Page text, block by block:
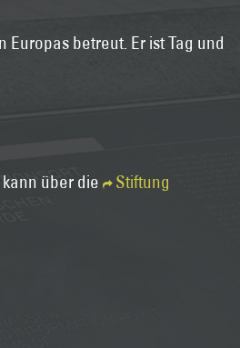
betreut. Er ist Tag und
über die
Stiftung